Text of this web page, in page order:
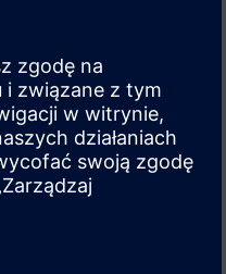
in modo mirato nei
delle Cose (IoT) per la